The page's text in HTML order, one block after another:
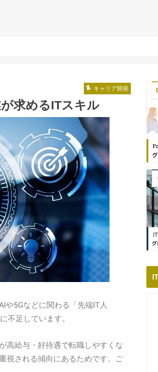
キャリア開発
求めるITスキル
や5Gなどに関わる「先端IT人
不足しています。
高給与・好待遇で転職しやすくな
視される傾向にあるためです。ご